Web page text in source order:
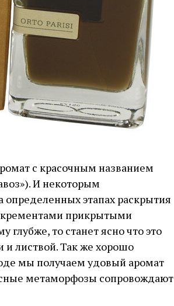
с красочным названием
И некоторым
этапах раскрытия
прикрытыми
глубже, то станет ясно что это
и листвой. Так же хорошо
мы получаем удовый аромат
метаморфозы сопровождают